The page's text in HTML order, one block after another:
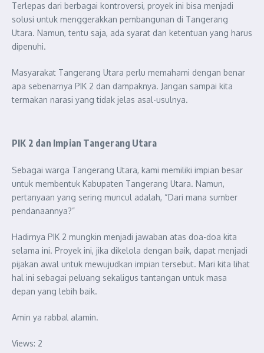
Terlepas dari berbagai kontroversi, proyek ini bisa menjadi
solusi untuk menggerakkan pembangunan di Tangerang
Utara. Namun, tentu saja, ada syarat dan ketentuan yang harus
dipenuhi.
Masyarakat Tangerang Utara perlu memahami dengan benar
apa sebenarnya PIK 2 dan dampaknya. Jangan sampai kita
termakan narasi yang tidak jelas asal-usulnya.
PIK 2 dan Impian Tangerang Utara
Sebagai warga Tangerang Utara, kami memiliki impian besar
untuk membentuk Kabupaten Tangerang Utara. Namun,
pertanyaan yang sering muncul adalah, “Dari mana sumber
pendanaannya?”
Hadirnya PIK 2 mungkin menjadi jawaban atas doa-doa kita
selama ini. Proyek ini, jika dikelola dengan baik, dapat menjadi
pijakan awal untuk mewujudkan impian tersebut. Mari kita lihat
hal ini sebagai peluang sekaligus tantangan untuk masa
depan yang lebih baik.
Amin ya rabbal alamin.
Views: 2